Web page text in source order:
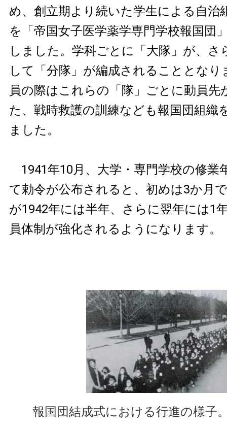
め、創立期より続いた学生による自治
を「帝国女子医学薬学専門学校報国団
しました。学科ごとに「大隊」が、さ
して「分隊」が編成されることとなり
員の際はこれらの「隊」ごとに動員先
た、戦時救護の訓練なども報国団組織
ました。
1941年10月、大学・専門学校の修業
て勅令が公布されると、初めは3か月
が1942年には半年、さらに翌年には1
員体制が強化されるようになります。
報国団結成式における行進の様子